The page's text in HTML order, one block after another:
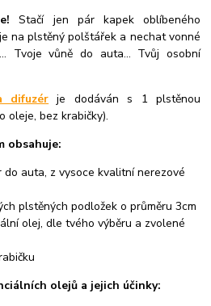
Stačí jen pár kapek oblíbeného
na plstěný polštářek a nechat vonné
Tvoje vůně do auta... Tvůj osobní
difuzér je dodáván s 1 plstěnou
oleje, bez krabičky).
obsahuje:
auta, z vysoce kvalitní nerezové
plstěných podložek o průměru 3cm
olej, dle tvého výběru a zvolené
olejů a jejich účinky: